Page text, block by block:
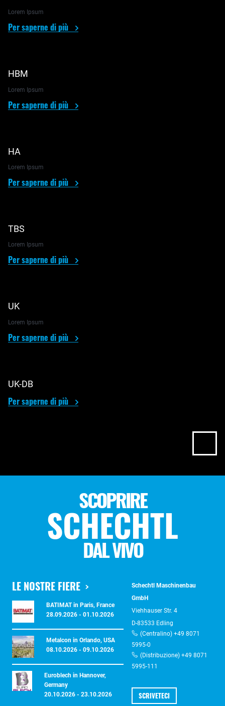
Lorem Ipsum
Per saperne di più
HBM
Lorem Ipsum
Per saperne di più
HA
Lorem Ipsum
Per saperne di più
TBS
Lorem Ipsum
Per saperne di più
UK
Lorem Ipsum
Per saperne di più
UK-DB
Per saperne di più
SCOPRIRE
SCHECHTL
DAL VIVO
LE NOSTRE FIERE
BATIMAT in Paris, France
28.09.2026 - 01.10.2026
Metalcon in Orlando, USA
08.10.2026 - 09.10.2026
Euroblech in Hannover,
Germany
20.10.2026 - 23.10.2026
Schechtl Maschinenbau
GmbH
Viehhauser Str. 4
D-83533 Edling
(Centralino) +49 8071
5995-0
(Distribuzione) +49 8071
5995-111
SCRIVETECI